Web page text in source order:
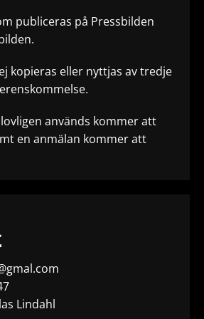
publiceras på Pressbilden
kopieras eller nyttjas av tredje
används kommer att
en anmälan kommer att
Lindahl